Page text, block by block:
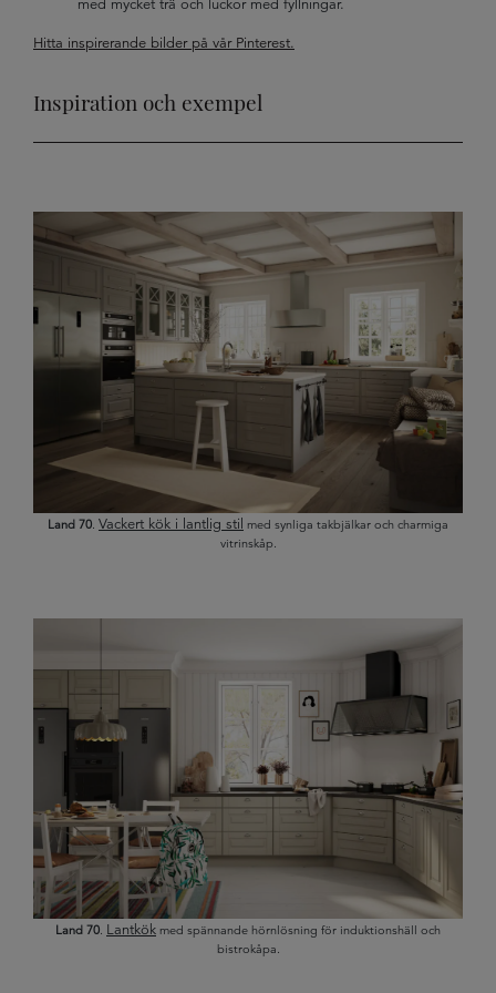
med mycket trä och luckor med fyllningar.
Hitta inspirerande bilder på vår Pinterest.
Inspiration och exempel
Land 70 Vackert kök i lantlig stil med synliga takbjälkar och charmiga
vitrinskåp.
Land 70. Lantkök med spännande hörnlösning för induktionshäll och
bistrokåpa.